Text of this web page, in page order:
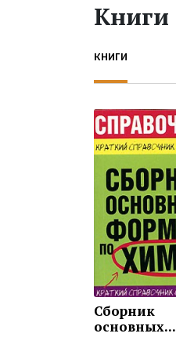
Книги
КНИГИ
Сборник
основных...